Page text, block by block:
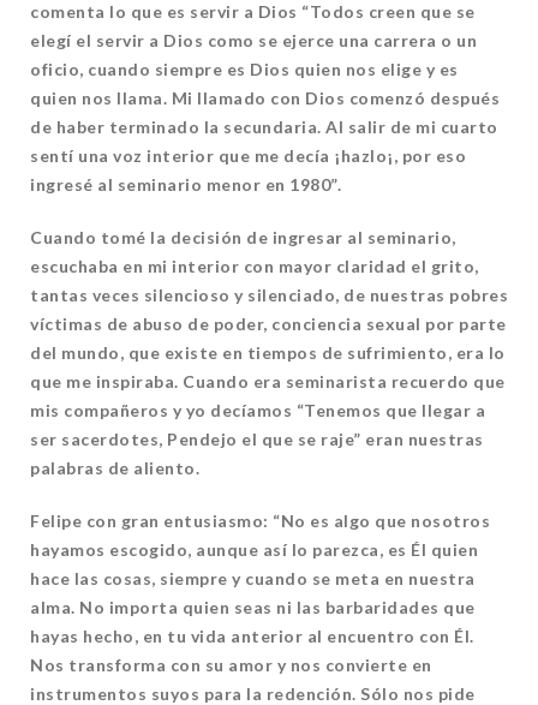
comenta lo que es servir a Dios “Todos creen que se
elegí el servir a Dios como se ejerce una carrera o un
oficio, cuando siempre es Dios quien nos elige y es
quien nos llama. Mi llamado con Dios comenzó después
de haber terminado la secundaria. Al salir de mi cuarto
sentí una voz interior que me decía ¡hazlo¡, por eso
ingresé al seminario menor en 1980”.
Cuando tomé la decisión de ingresar al seminario,
escuchaba en mi interior con mayor claridad el grito,
tantas veces silencioso y silenciado, de nuestras pobres
víctimas de abuso de poder, conciencia sexual por parte
del mundo, que existe en tiempos de sufrimiento, era lo
que me inspiraba. Cuando era seminarista recuerdo que
mis compañeros y yo decíamos “Tenemos que llegar a
ser sacerdotes, Pendejo el que se raje” eran nuestras
palabras de aliento.
Felipe con gran entusiasmo: “No es algo que nosotros
hayamos escogido, aunque así lo parezca, es Él quien
hace las cosas, siempre y cuando se meta en nuestra
alma. No importa quien seas ni las barbaridades que
hayas hecho, en tu vida anterior al encuentro con Él.
Nos transforma con su amor y nos convierte en
instrumentos suyos para la redención. Sólo nos pide